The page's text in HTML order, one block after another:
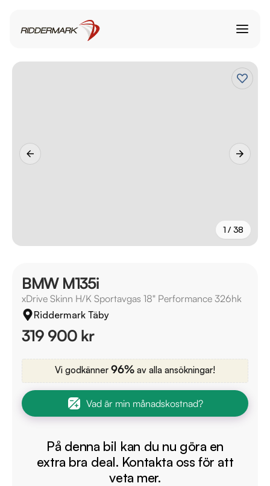
1 / 38
BMW M135i
xDrive Skinn H/K Sportavgas 18" Performance 326hk
Riddermark Täby
319 900 kr
Vi godkänner 96% av alla ansökningar!
Vad är min månadskostnad?
På denna bil kan du nu göra en
extra bra deal. Kontakta oss för att
veta mer.